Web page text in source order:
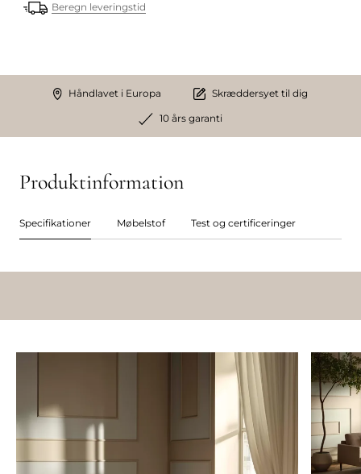
Beregn leveringstid
Håndlavet i Europa Skræddersyet til dig
10 års garanti
Produktinformation
Specifikationer Møbelstof Test og certificeringer